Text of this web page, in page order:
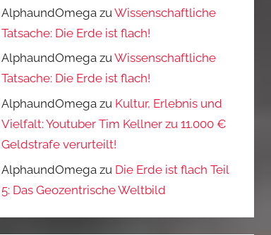
AlphaundOmega zuWissenschaftliche
Tatsache: Die Erde ist flach!
AlphaundOmega zuWissenschaftliche
Tatsache: Die Erde ist flach!
AlphaundOmega zu Kultur, Erlebnis und
Vielfalt: Youtuber Tim Kellner zu 11.000 €
Geldstrafe verurteilt!
AlphaundOmega zu Die Erde ist flach Teil
5: Das Geozentrische Weltbild